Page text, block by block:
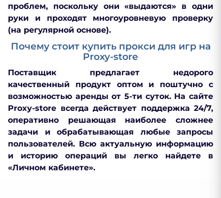
проблем, поскольку они «выдаются» в одни
руки и проходят многоуровневую проверку
(на регулярной основе).
Почему стоит купить прокси для игр на
Proxy-store
Поставщик предлагает недорого
качественный продукт оптом и поштучно с
возможностью аренды от 5-ти суток. На сайте
Proxy-store всегда действует поддержка 24/7,
оперативно решающая наиболее сложнее
задачи и обрабатывающая любые запросы
пользователей. Всю актуальную информацию
и историю операций вы легко найдете в
«Личном кабинете».